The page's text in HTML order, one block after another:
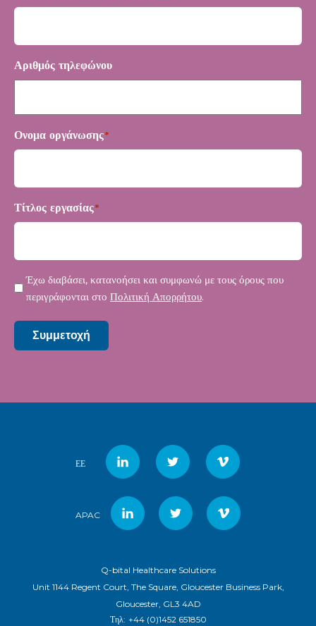
Αριθμός τηλεφώνου
Ονομα οργάνωσης*
Τίτλος εργασίας*
Μυστικότητα*
Έχω διαβάσει, κατανοήσει και συμφωνώ με τους όρους που
περιγράφονται στο Πολιτική Απορρήτου.
Συμμετοχή
ΕΕ
APAC
Q-bital Healthcare Solutions
Unit 1144 Regent Court, The Square, Gloucester Business Park,
Gloucester, GL3 4AD
Τηλ: +44 (0)1452 651850